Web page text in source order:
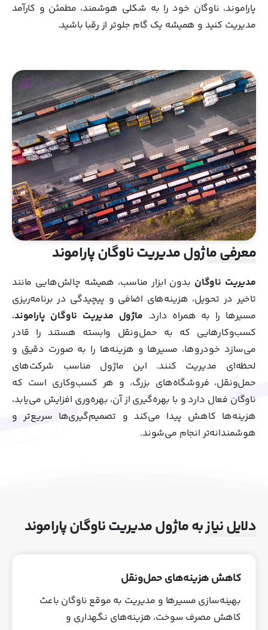
پاراموند، ناوگان خود را به شکلی هوشمند، مطمئن و کارآمد
مدیریت کنید و همیشه یک گام جلوتر از رقبا باشید.
معرفی ماژول مدیریت ناوگان پاراموند
مدیریت ناوگان بدون ابزار مناسب، همیشه چالش‌هایی مانند
تاخیر در تحویل، هزینه‌های اضافی و پیچیدگی در برنامه‌ریزی
مسیرها را به همراه دارد. ماژول مدیریت ناوگان پاراموند،
کسب‌وکارهایی که به حمل‌ونقل وابسته هستند را قادر
می‌سازد خودروها، مسیرها و هزینه‌ها را به صورت دقیق و
لحظه‌ای مدیریت کنند. این ماژول مناسب شرکت‌های
حمل‌ونقل، فروشگاه‌های بزرگ، و هر کسب‌وکاری است که
ناوگان فعال دارد و با بهره‌گیری از آن، بهره‌وری افزایش می‌یابد،
هزینه‌ها کاهش پیدا می‌کند و تصمیم‌گیری‌ها سریع‌تر و
هوشمندانه‌تر انجام می‌شوند.
دلایل نیاز به ماژول مدیریت ناوگان پاراموند
کاهش هزینه‌های حمل‌ونقل
بهینه‌سازی مسیرها و مدیریت به موقع ناوگان باعث
کاهش مصرف سوخت، هزینه‌های نگهداری و